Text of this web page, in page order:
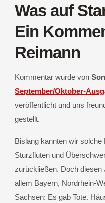
Was auf
Ein
Reimann
Kommentar wurde von
September/Oktober-
veröffentlicht und uns
gestellt.
Bislang kannten wir solche
Sturzfluten und
zurückließen. Doch diesen
allem Bayern, Nordrhein-
Sachsen: Es gab Tote.